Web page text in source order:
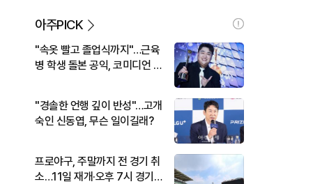
아주PICK
"속옷 빨고 졸업식까지"…근육
병 학생 돌본 공익, 코미디언 김
"경솔한 언행 깊이 반성"…고개
숙인 신동엽, 무슨 일이길래?
프로야구, 주말까지 전 경기 취
소…11일 재개·오후 7시 경기